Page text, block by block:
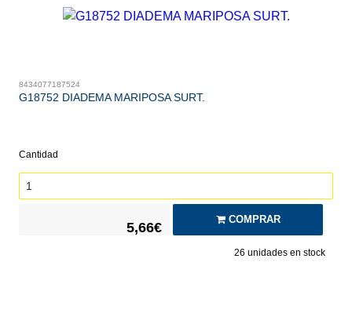
8434077187524
G18752 DIADEMA MARIPOSA SURT.
Cantidad
5,66€
COMPRAR
26 unidades en stock